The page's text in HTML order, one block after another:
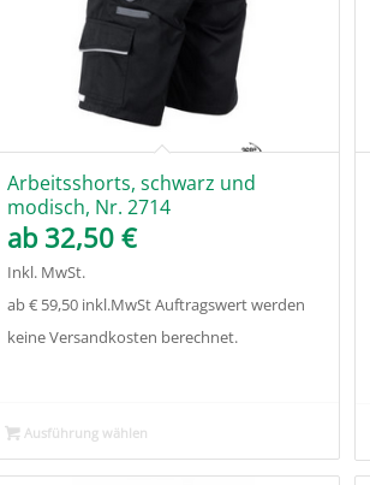
Arbeitsshorts, schwarz und
modisch, Nr. 2714
ab 32,50 €
Inkl. MwSt.
ab € 59,50 inkl.MwSt Auftragswert werden
keine Versandkosten berechnet.
Ausführung wählen